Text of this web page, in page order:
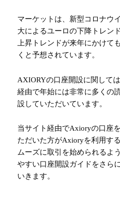
マーケットは、新型コロナウ
大によるユーロの下降トレン
上昇トレンドが来年にかけて
くと予想されています。
AXIORYの口座開設に関して
経由で年始には非常に多くの
設していただいています。
当サイト経由でAxioryの口座
ただいた方がAxioryを利用す
ムーズに取引を始められるよ
やすい口座開設ガイドをさら
いきます。